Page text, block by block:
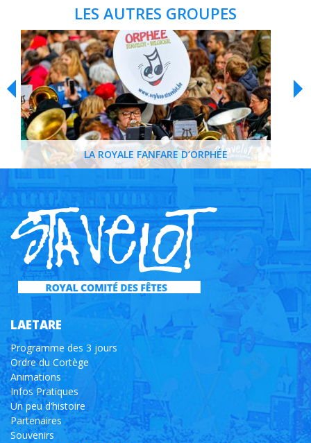
LES AUTRES GROUPES
LA ROYALE FANFARE D’ORPHÉE
LAETARE
Programme des 3 jours
Ordre du Cortège
Animations
Infos Pratiques
Un peu d’histoire
Partenaires
Souvenirs